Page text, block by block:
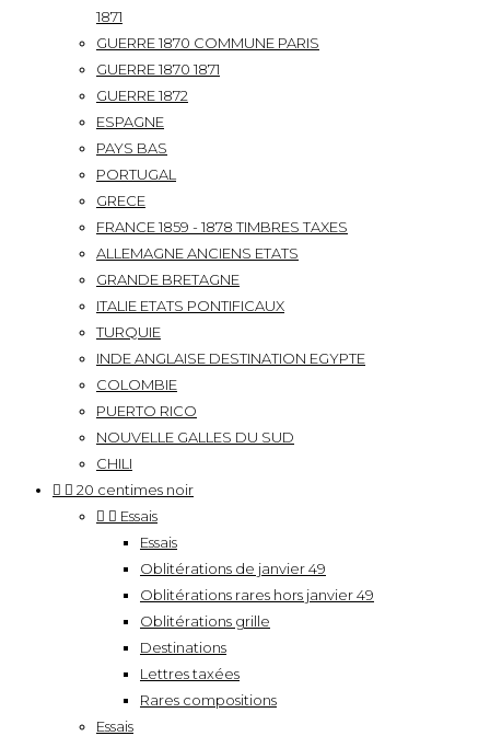
1871
GUERRE 1870 COMMUNE PARIS
GUERRE 1870 1871
GUERRE 1872
ESPAGNE
PAYS BAS
PORTUGAL
GRECE
FRANCE 1859 - 1878 TIMBRES TAXES
ALLEMAGNE ANCIENS ETATS
GRANDE BRETAGNE
ITALIE ETATS PONTIFICAUX
TURQUIE
INDE ANGLAISE DESTINATION EGYPTE
COLOMBIE
PUERTO RICO
NOUVELLE GALLES DU SUD
CHILI
  20 centimes noir
  Essais
Essais
Oblitérations de janvier 49
Oblitérations rares hors janvier 49
Oblitérations grille
Destinations
Lettres taxées
Rares compositions
Essais